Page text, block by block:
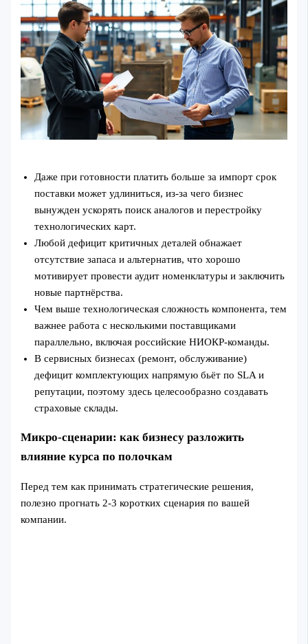
Даже при готовности платить больше за импорт срок
поставки может удлиниться, из‑за чего бизнес
вынужден ускорять поиск аналогов и перестройку
технологических карт.
Любой дефицит критичных деталей обнажает
отсутствие запаса и альтернатив, что хорошо
мотивирует провести аудит номенклатуры и заключить
новые партнёрства.
Чем выше технологическая сложность компонента, тем
важнее работа с несколькими поставщиками
параллельно, включая российские НИОКР‑команды.
В сервисных бизнесах (ремонт, обслуживание)
дефицит комплектующих напрямую бьёт по SLA и
репутации, поэтому здесь целесообразно создавать
страховые склады.
Микро‑сценарии: как бизнесу разложить
влияние курса по полочкам
Перед тем как принимать стратегические решения,
полезно прогнать 2-3 коротких сценария по вашей
компании.